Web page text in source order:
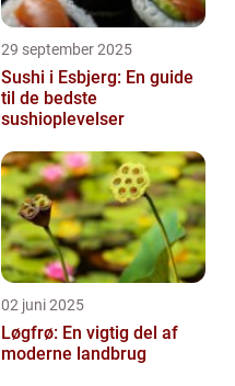
29 september 2025
Sushi i Esbjerg: En guide
til de bedste
sushioplevelser
02 juni 2025
Løgfrø: En vigtig del af
moderne landbrug